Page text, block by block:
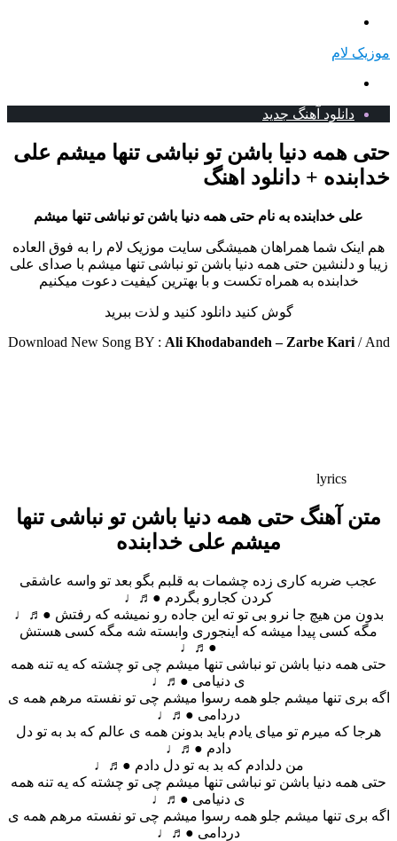
موزیک لام
دانلود آهنگ جدید
حتی همه دنیا باشن تو نباشی تنها میشم علی
خدابنده + دانلود اهنگ
علی خدابنده به نام حتی همه دنیا باشن تو نباشی تنها میشم
هم اینک شما همراهان همیشگی سایت موزیک لام را به فوق العاده
زیبا و دلنشین حتی همه دنیا باشن تو نباشی تنها میشم با صدای علی
خدابنده به همراه تکست و با بهترین کیفیت دعوت میکنیم
گوش کنید دانلود کنید و لذت ببرید
Download New Song BY : Ali Khodabandeh – Zarbe Kari/ And
lyrics
متن آهنگ حتی همه دنیا باشن تو نباشی تنها
میشم علی خدابنده
عجب ضربه کاری زده چشمات به قلبم بگو بعد تو واسه عاشقی
کردن کجارو بگردم ●♬♩
بدون من هیچ جا نرو بی تو ته این جاده رو نمیشه که رفتش ●♬♩
مگه کسی پیدا میشه که اینجوری وابسته شه مگه کسی هستش
●♬♩
حتی همه دنیا باشن تو نباشی تنها میشم چی تو چشته که یه تنه همه
ی دنیامی ●♬♩
اگه بری تنها میشم جلو همه رسوا میشم چی تو نفسته مرهم همه ی
دردامی ●♬♩
هرجا که میرم تو میای یادم باید بدونن همه ی عالم که بد به تو دل
دادم ●♬♩
من دلدادم که بد به تو دل دادم ●♬♩
حتی همه دنیا باشن تو نباشی تنها میشم چی تو چشته که یه تنه همه
ی دنیامی ●♬♩
اگه بری تنها میشم جلو همه رسوا میشم چی تو نفسته مرهم همه ی
دردامی ●♬♩